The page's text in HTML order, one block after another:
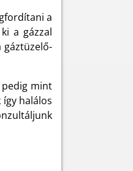
a
a gázzal
pedig mint
halálos